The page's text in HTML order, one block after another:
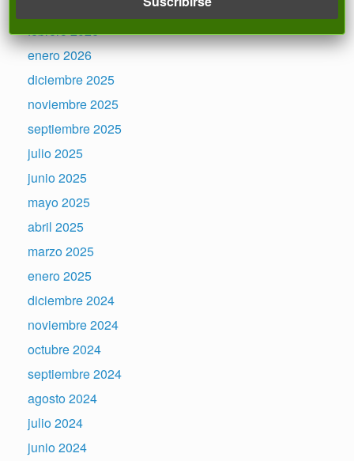
febrero 2026
enero 2026
diciembre 2025
noviembre 2025
septiembre 2025
julio 2025
junio 2025
mayo 2025
abril 2025
marzo 2025
enero 2025
diciembre 2024
noviembre 2024
octubre 2024
septiembre 2024
agosto 2024
julio 2024
junio 2024